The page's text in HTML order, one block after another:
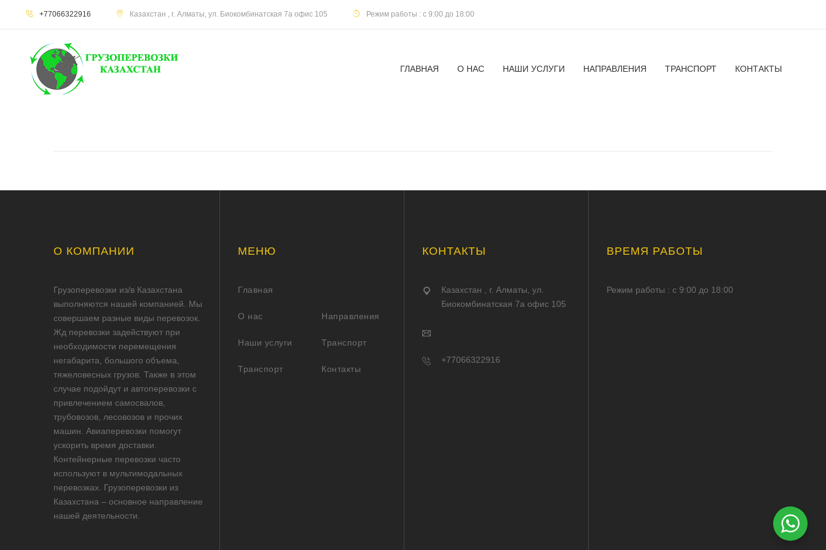
+77066322916 Казахстан , г. Алматы, ул. Биокомбинатская 7а офис 105 Режим работы : с 9:00 до 18:00
ГЛАВНАЯ О НАС НАШИ УСЛУГИ НАПРАВЛЕНИЯ ТРАНСПОРТ КОНТАКТЫ
О КОМПАНИИ
Грузоперевозки из/в Казахстана
выполняются нашей компанией. Мы
совершаем разные виды перевозок.
Жд перевозки задействуют при
необходимости перемещения
негабарита, большого объема,
тяжеловесных грузов. Также в этом
случае подойдут и автоперевозки с
привлечением самосвалов,
трубовозов, лесовозов и прочих
машин. Авиаперевозки помогут
ускорить время доставки.
Контейнерные перевозки часто
используют в мультимодальных
перевозках. Грузоперевозки из
Казахстана – основное направление
нашей деятельности.
МЕНЮ
Главная
О нас
Наши услуги
Транспорт
Направления
Транспорт
Контакты
КОНТАКТЫ
Казахстан , г. Алматы, ул.
Биокомбинатская 7а офис 105
+77066322916
ВРЕМЯ РАБОТЫ
Режим работы : с 9:00 до 18:00